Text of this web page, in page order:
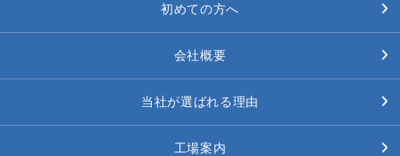
初めての方へ
会社概要
当社が選ばれる理由
工場案内